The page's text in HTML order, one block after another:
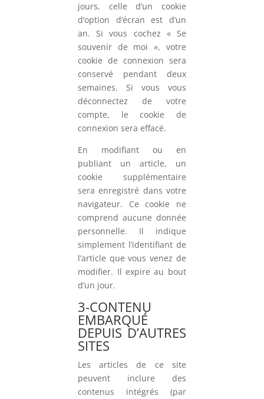
jours, celle d’un cookie
d’option d’écran est d’un
an. Si vous cochez « Se
souvenir de moi », votre
cookie de connexion sera
conservé pendant deux
semaines. Si vous vous
déconnectez de votre
compte, le cookie de
connexion sera effacé.
En modifiant ou en
publiant un article, un
cookie supplémentaire
sera enregistré dans votre
navigateur. Ce cookie ne
comprend aucune donnée
personnelle. Il indique
simplement l’identifiant de
l’article que vous venez de
modifier. Il expire au bout
d’un jour.
3-CONTENU
EMBARQUÉ
DEPUIS D’AUTRES
SITES
Les articles de ce site
peuvent inclure des
contenus intégrés (par